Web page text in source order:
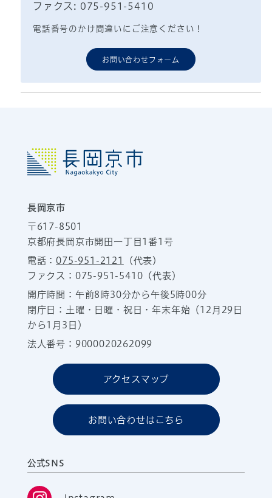
ファクス: 075-951-5410
電話番号のかけ間違いにご注意ください！
お問い合わせフォーム
長岡京市
〒617-8501
京都府長岡京市開田一丁目1番1号
電話：075-951-2121
（代表）
ファクス：075-951-5410（代表）
開庁時間：午前8時30分から午後5時00分
閉庁日：土曜・日曜・祝日・年末年始（12月29日
から1月3日）
法人番号：9000020262099
アクセスマップ
お問い合わせはこちら
公式SNS